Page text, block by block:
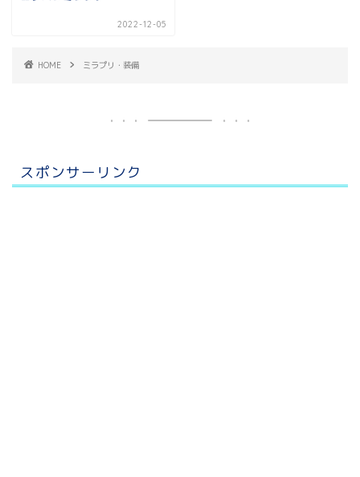
2022-12-05
HOME ミラプリ・装備
スポンサーリンク